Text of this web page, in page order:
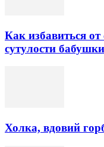
Как избавиться
сутулости
Холка, вдовий